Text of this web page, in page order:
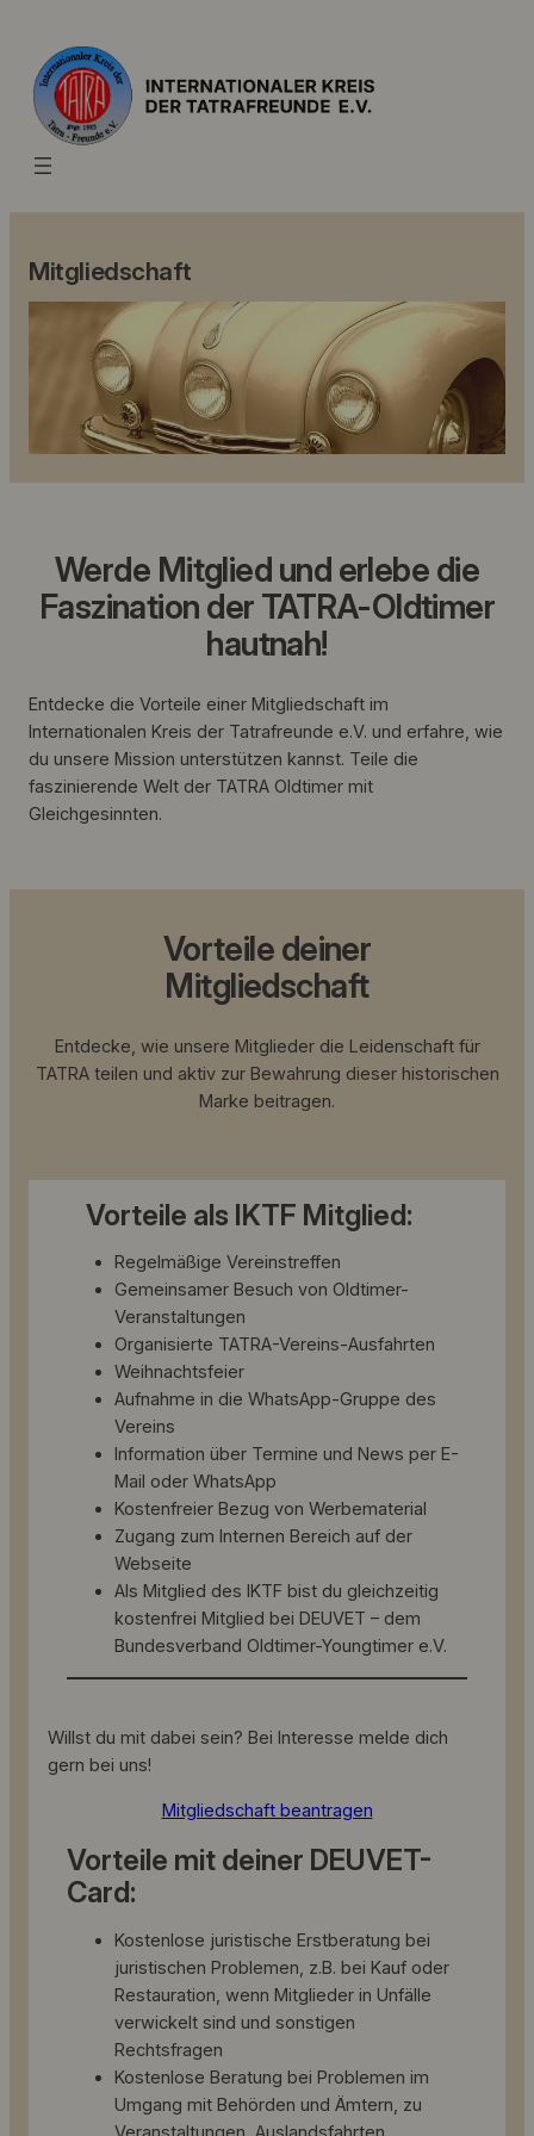
Mitgliedschaft
Werde Mitglied und erlebe die
Faszination der TATRA-Oldtimer
hautnah!
Entdecke die Vorteile einer Mitgliedschaft im
Internationalen Kreis der Tatrafreunde e.V. und erfahre, wie
du unsere Mission unterstützen kannst. Teile die
faszinierende Welt der TATRA Oldtimer mit
Gleichgesinnten.
Vorteile deiner
Mitgliedschaft
Entdecke, wie unsere Mitglieder die Leidenschaft für
TATRA teilen und aktiv zur Bewahrung dieser historischen
Marke beitragen.
Vorteile als IKTF Mitglied:
Regelmäßige Vereinstreffen
Gemeinsamer Besuch von Oldtimer-
Veranstaltungen
Organisierte TATRA-Vereins-Ausfahrten
Weihnachtsfeier
Aufnahme in die WhatsApp-Gruppe des
Vereins
Information über Termine und News per E-
Mail oder WhatsApp
Kostenfreier Bezug von Werbematerial
Zugang zum Internen Bereich auf der
Webseite
Als Mitglied des IKTF bist du gleichzeitig
kostenfrei Mitglied bei DEUVET – dem
Bundesverband Oldtimer-Youngtimer e.V.
Willst du mit dabei sein? Bei Interesse melde dich
gern bei uns!
Mitgliedschaft beantragen
Vorteile mit deiner DEUVET-
Card:
Kostenlose juristische Erstberatung bei
juristischen Problemen, z.B. bei Kauf oder
Restauration, wenn Mitglieder in Unfälle
verwickelt sind und sonstigen
Rechtsfragen
Kostenlose Beratung bei Problemen im
Umgang mit Behörden und Ämtern, zu